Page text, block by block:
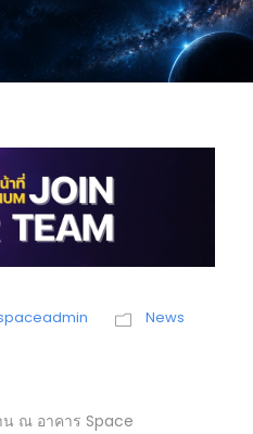
News
น ณ อาคาร Space